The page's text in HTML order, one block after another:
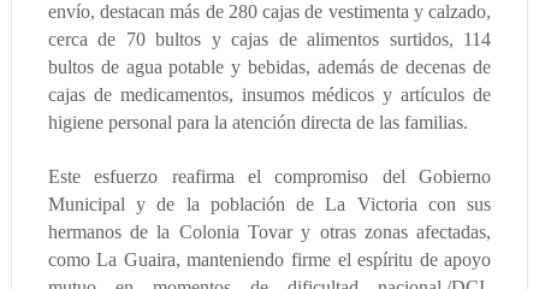
envío, destacan más de 280 cajas de vestimenta y calzado,
cerca de 70 bultos y cajas de alimentos surtidos, 114
bultos de agua potable y bebidas, además de decenas de
cajas de medicamentos, insumos médicos y artículos de
higiene personal para la atención directa de las familias.
Este esfuerzo reafirma el compromiso del Gobierno
Municipal y de la población de La Victoria con sus
hermanos de la Colonia Tovar y otras zonas afectadas,
como La Guaira, manteniendo firme el espíritu de apoyo